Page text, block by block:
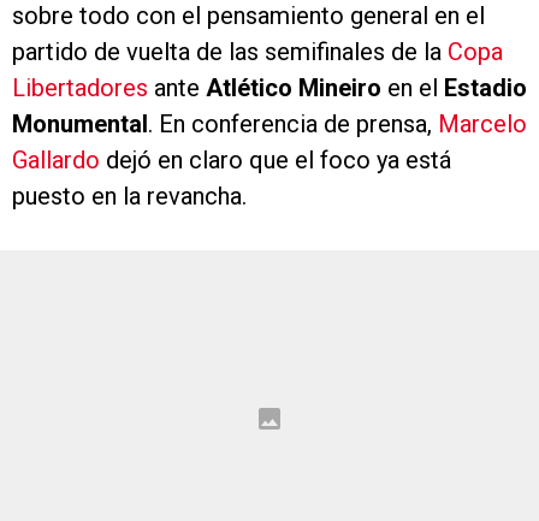
sobre todo con el pensamiento general en el
partido de vuelta de las semifinales de la Copa
Libertadores ante Atlético Mineiro en el Estadio
Monumental . En conferencia de prensa, Marcelo
Gallardo dejó en claro que el foco ya está
puesto en la revancha.